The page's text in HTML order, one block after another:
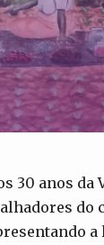
30 anos
do